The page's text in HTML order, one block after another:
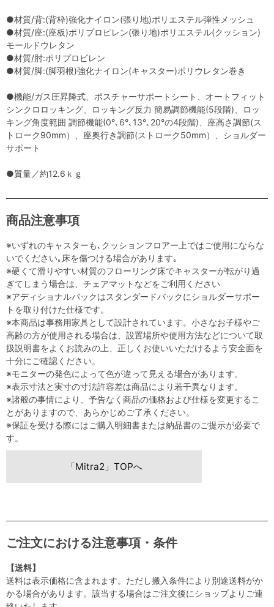
●材質/背:(背枠)強化ナイロン(張り地)ポリエステル弾性メッシュ
●材質/座:(座板)ポリプロピレン(張り地)ポリエステル(クッション)
モールドウレタン
●材質/肘:ポリプロピレン
●材質/脚:(脚羽根)強化ナイロン(キャスター)ポリウレタン巻き
●機能/ガス圧昇降式、ポスチャーサポートシート、オートフィット
シンクロロッキング、ロッキング反力 簡易調節機能(5段階)、ロッ
キング角度範囲 調節機能(0°､6°､13°､20°の4段階)、座高さ調節(ス
トローク90mm）、座奥行き調節(ストローク50mm）、ショルダー
サポート
●質量／約12.6ｋｇ
商品注意事項
※いずれのキャスターも､クッションフロアー上ではご使用にならな
いでください｡床を傷つける場合があります｡
※硬くて滑りやすい材質のフローリング床でキャスターが転がり過
ぎてしまう場合は、チェアマットなどをご利用ください
※アディショナルバックはスタンダードバックにショルダーサポー
トを取り付けた仕様です。
※本商品は事務用家具として設計されています。小さなお子様やご
高齢の方が使用される場合は、設置場所や使用方法などについて取
扱説明書をよくお読みの上、正しくお使いいただけるよう安全面を
十分にご確認ください。
※モニターの発色によって色が違って見える場合があります。
※表示寸法と実寸の寸法許容差は商品により若干異なります。
※諸般の事情により、予告なく商品の価格および仕様を変更するこ
とがありますので、あらかじめご了承ください。
※保証を受ける際にはご購入明細書または納品書のご提示が必要で
す。
「Mitra2」TOPへ
ご注文における注意事項・条件
【送料】
送料は表示価格に含まれます。ただし搬入条件により別途送料がか
かる場合があります。該当する場合はご注文後にショップよりご連